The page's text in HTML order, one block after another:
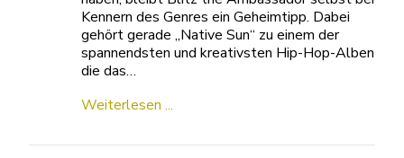
Kennern des Genres ein Geheimtipp. Dabei
gehört gerade „Native Sun“ zu einem der
spannendsten und kreativsten Hip-Hop-Alben
die das…
Weiterlesen ...